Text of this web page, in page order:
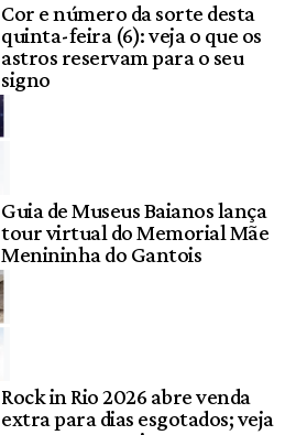
Cor e número da sorte desta
quinta-feira (6): veja o que os
astros reservam para o seu
signo
Guia de Museus Baianos lança
tour virtual do Memorial Mãe
Menininha do Gantois
Rock in Rio 2026 abre venda
extra para dias esgotados; veja